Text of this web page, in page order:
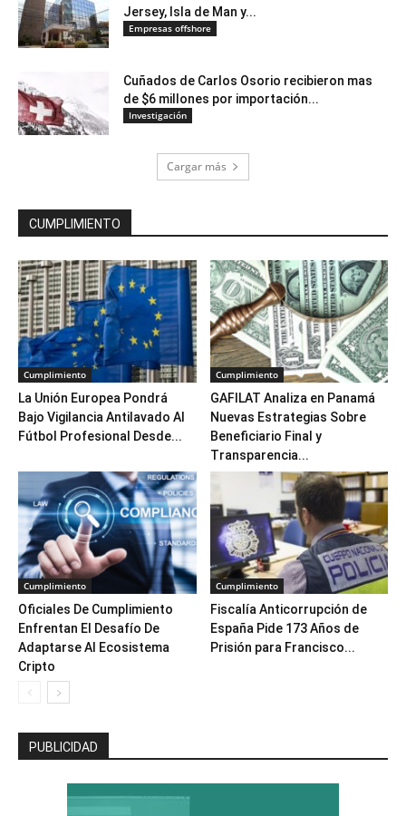
Jersey, Isla de Man y...
Empresas offshore
Cuñados de Carlos Osorio recibieron mas
de $6 millones por importación...
Investigación
Cargar más
CUMPLIMIENTO
Cumplimiento
La Unión Europea Pondrá
Bajo Vigilancia Antilavado Al
Fútbol Profesional Desde...
Cumplimiento
GAFILAT Analiza en Panamá
Nuevas Estrategias Sobre
Beneficiario Final y
Transparencia...
Cumplimiento
Oficiales De Cumplimiento
Enfrentan El Desafío De
Adaptarse Al Ecosistema
Cripto
Cumplimiento
Fiscalía Anticorrupción de
España Pide 173 Años de
Prisión para Francisco...
PUBLICIDAD